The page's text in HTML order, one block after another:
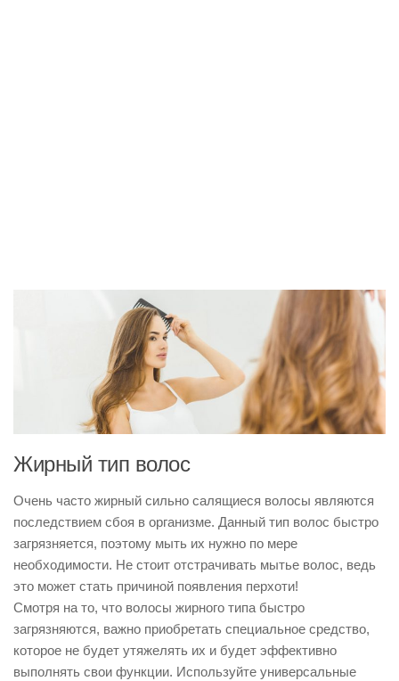
Жирный тип волос
Очень часто жирный сильно салящиеся волосы являются
последствием сбоя в организме. Данный тип волос быстро
загрязняется, поэтому мыть их нужно по мере
необходимости. Не стоит отстрачивать мытье волос, ведь
это может стать причиной появления перхоти!
Смотря на то, что волосы жирного типа быстро
загрязняются, важно приобретать специальное средство,
которое не будет утяжелять их и будет эффективно
выполнять свои функции. Используйте универсальные